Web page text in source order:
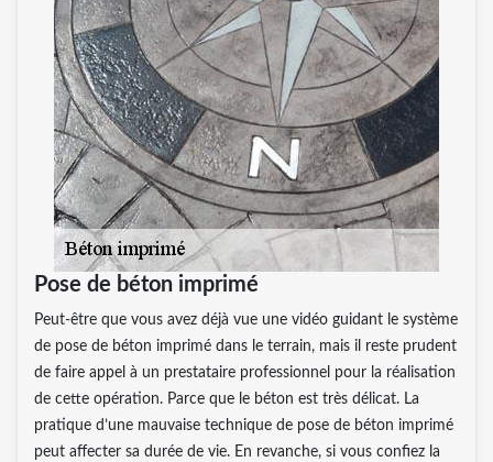
Pose de béton imprimé
Peut-être que vous avez déjà vue une vidéo guidant le système
de pose de béton imprimé dans le terrain, mais il reste prudent
de faire appel à un prestataire professionnel pour la réalisation
de cette opération. Parce que le béton est très délicat. La
pratique d’une mauvaise technique de pose de béton imprimé
peut affecter sa durée de vie. En revanche, si vous confiez la